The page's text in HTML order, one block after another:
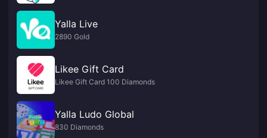
Yalla Live
2890 Gold
Likee Gift Card
Likee Gift Card 100 Diamonds
Yalla Ludo Global
830 Diamonds